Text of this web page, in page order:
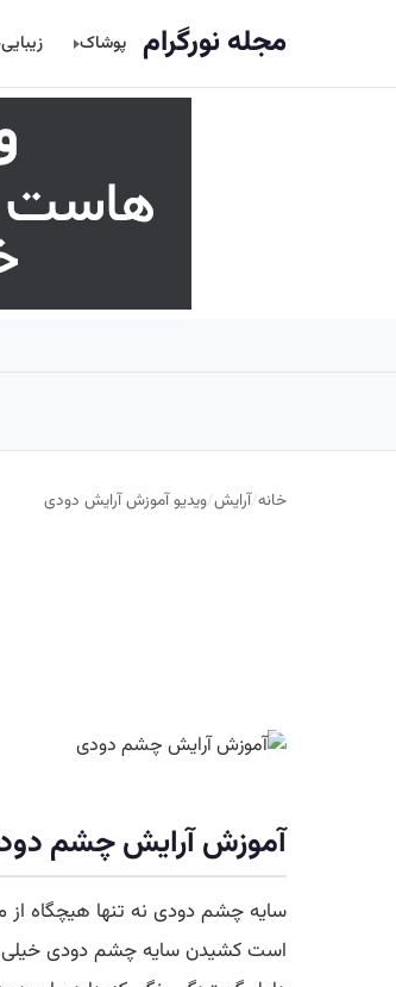
مجله نورگرام پوشاک زیبایی
خانه/آرایش/ویدیو آموزش آرایش دودی
آموزش آرایش چشم
سایه چشم دودی نه تنها هیچگاه
است کشیدن سایه چشم دودی خیلی